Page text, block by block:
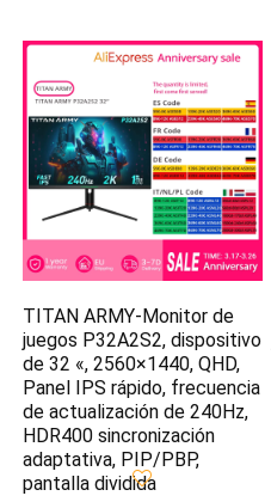
TITAN ARMY-Monitor de
juegos P32A2S2, dispositivo
de 32 «, 2560×1440, QHD,
Panel IPS rápido, frecuencia
de actualización de 240Hz,
HDR400 sincronización
adaptativa, PIP/PBP,
pantalla dividida